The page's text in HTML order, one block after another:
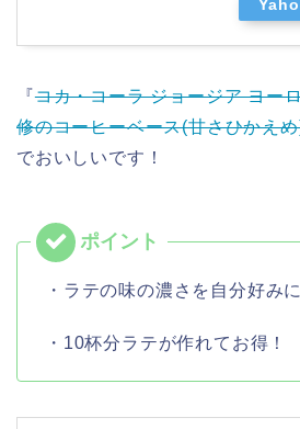
『コカ・コーラ ジョージア ヨー
修のコーヒーベース(甘さひかえ
でおいしいです！
・ラテの味の濃さを自分好み
・10杯分ラテが作れてお得！